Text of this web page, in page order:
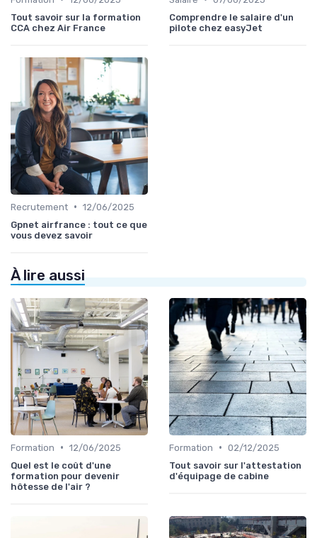
Tout savoir sur la formation
CCA chez Air France
Comprendre le salaire d'un
pilote chez easyJet
Recrutement • 12/06/2025
Gpnet airfrance : tout ce que
vous devez savoir
À lire aussi
Formation • 12/06/2025
Quel est le coût d'une
formation pour devenir
hôtesse de l'air ?
Formation • 02/12/2025
Tout savoir sur l'attestation
d'équipage de cabine